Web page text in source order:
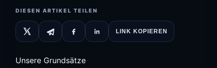
DIESEN ARTIKEL TEILEN
LINK KOPIEREN
Unsere Grundsätze